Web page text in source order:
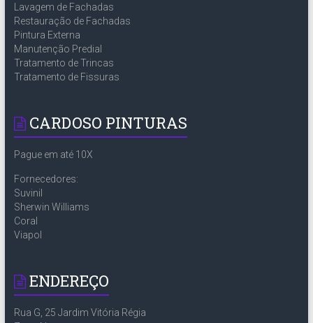
Lavagem de Fachadas
Restauração de Fachadas
Pintura Externa
Manutenção Predial
Tratamento de Trincas
Tratamento de Fissuras
CARDOSO PINTURAS
Pague em até 10X
Fornecedores:
Suvinil
Sherwin Williams
Coral
Viapol
ENDEREÇO
Rua G, 25 Jardim Vitória Régia